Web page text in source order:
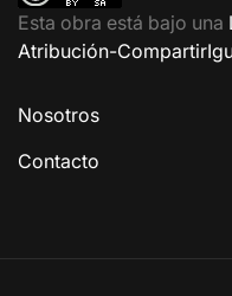
Esta obra está bajo una
Atribución-
Nosotros
Contacto